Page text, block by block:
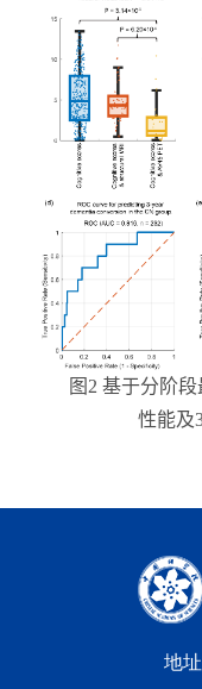
图 2 基于分阶段
性能及
地